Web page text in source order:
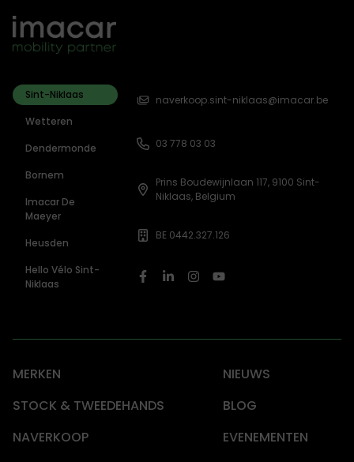
Sint-Niklaas
Wetteren
Dendermonde
Bornem
Imacar De
Maeyer
Heusden
Hello Vélo Sint-
Niklaas
naverkoop.sint-niklaas@imacar.be
03 778 03 03
Prins Boudewijnlaan 117, 9100 Sint-
Niklaas, Belgium
BE 0442.327.126
MERKEN
NIEUWS
STOCK & TWEEDEHANDS
BLOG
NAVERKOOP
EVENEMENTEN